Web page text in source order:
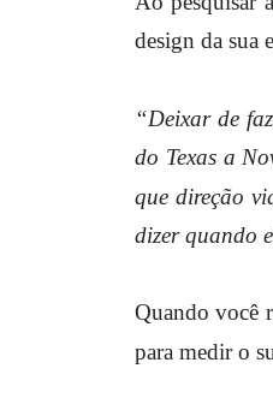
design da sua
“Deixar de
do Texas a
que direção
dizer quando
Quando você
para medir o